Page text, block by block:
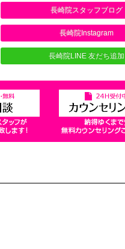
長崎院スタッフブログ
長崎院Instagram
長崎院LINE 友だち追加